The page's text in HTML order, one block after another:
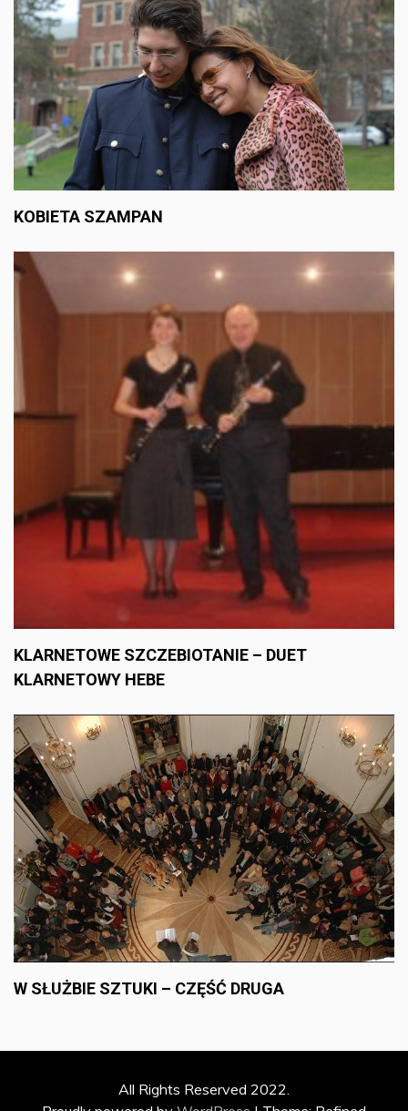
KOBIETA SZAMPAN
KLARNETOWE SZCZEBIOTANIE – DUET
KLARNETOWY HEBE
W SŁUŻBIE SZTUKI – CZĘŚĆ DRUGA
All Rights Reserved 2022.